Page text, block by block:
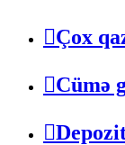
Çox
Cümə